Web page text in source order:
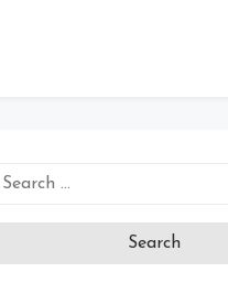
Search